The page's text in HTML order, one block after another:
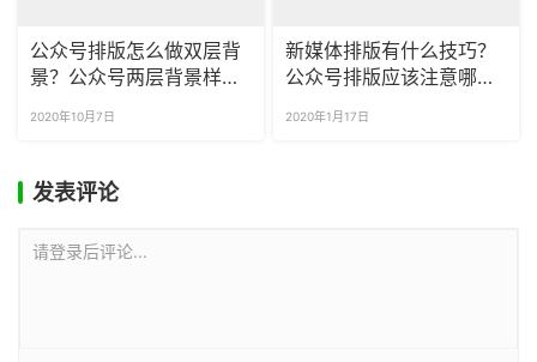
公众号排版怎么做双层背
景？公众号两层背景样式
2020年10月7日
新媒体排版有什么技巧？
公众号排版应该注意哪些
2020年1月17日
发表评论
请登录后评论...